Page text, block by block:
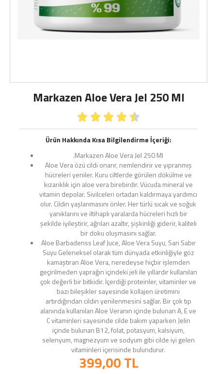
Markazen Aloe Vera Jel 250 Ml
    
Ürün Hakkında Kısa Bilgilendirme İçeriği:
.Markazen Aloe Vera Jel 250 Ml
Aloe Vera özü cildi onarır, nemlendirir ve yıpranmış
hücreleri yeniler. Kuru ciltlerde görülen dökülme ve
kızarıklık için aloe vera birebirdir. Vücuda mineral ve
vitamin depolar. Sivilceleri ortadan kaldırmaya yardımcı
olur. Cildin yaşlanmasını önler. Her türlü sıcak ve soğuk
yanıklarını ve iltihaplı yaralarda hücreleri hızlı bir
şekilde iyileştirir, ağrıları azaltır, şişkinliği giderir, kaliteli
bir doku oluşmasını sağlar.
Aloe Barbadenss Leaf Juce, Aloe Vera Suyu, Sarı Sabır
Suyu Geleneksel olarak tüm dünyada etkinliğiyle göz
kamaştıran Aloe Vera, neredeyse hiçbir işlemden
geçirilmeden yaprağın içindeki jeli ile yıllardır kullanılan
çok değerli bir bitkidir. İçerdiği proteinler, vitaminler ve
bazı bileşikler sayesinde kollajen üretimini
artırdığından cildin yenilenmesini sağlar. Bir çok tıp
alanında kullanılan Aloe Veranın içinde bulunan A, E ve
C vitaminleri sayesinde cilde bakım yaparken Jelin
içinde bulunan B12, folat, potasyum, kalsiyum,
selenyum, magnezyum ve sodyum gibi cilde iyi gelen
vitaminleri içerisinde bulundurur.
399,00TL